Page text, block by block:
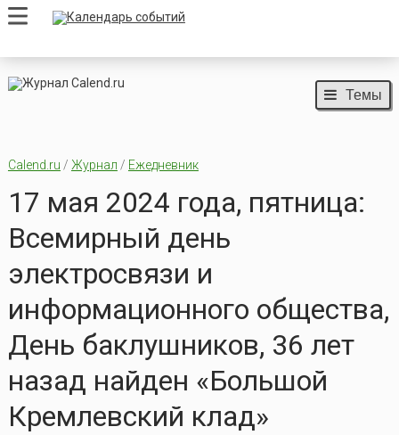
Темы
Calend.ru / Журнал / Ежедневник
17 мая 2024 года, пятница:
Всемирный день
электросвязи и
информационного общества,
День баклушников, 36 лет
назад найден «Большой
Кремлевский клад»